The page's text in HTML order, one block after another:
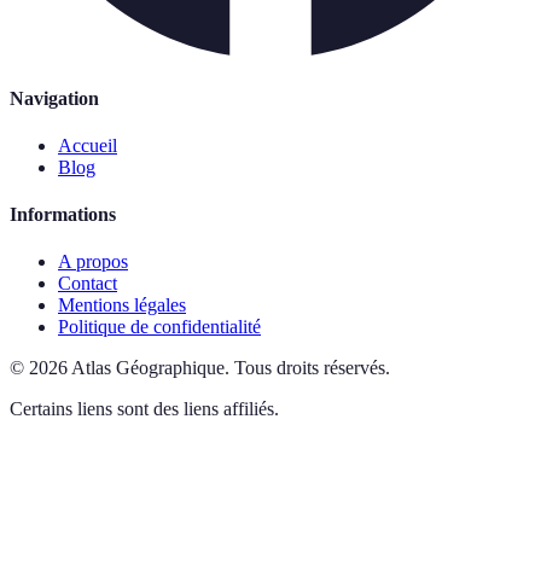
Navigation
Accueil
Blog
Informations
A propos
Contact
Mentions légales
Politique de confidentialité
© 2026Atlas Géographique. Tous droits réservés.
Certains liens sont des liens affiliés.